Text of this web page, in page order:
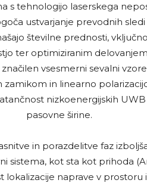
s tehnologijo laserskega
ustvarjanje prevodnih
številne prednosti,
ter optimiziranim
vsesmerni sevalni
in linearno
nizkoenergijskih
pasovne širine.
in porazdelitve faz
sistema, kot sta kot prihoda
lokalizacije naprave v